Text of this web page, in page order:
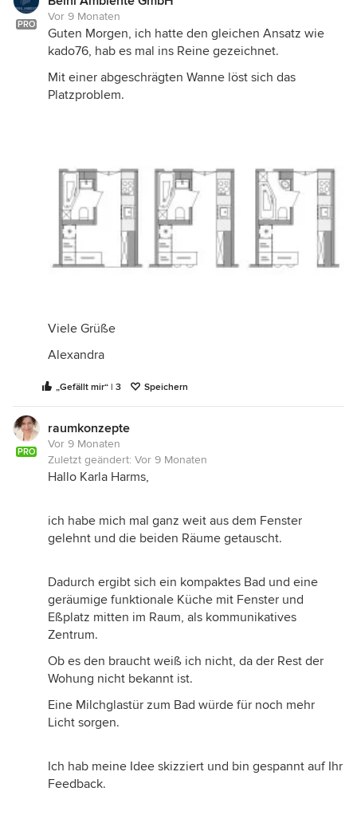
PRO
Vor 9 Monaten
Guten Morgen, ich hatte den gleichen Ansatz wie
kado76, hab es mal ins Reine gezeichnet.
Mit einer abgeschrägten Wanne löst sich das
Platzproblem.
Viele Grüße
Alexandra
„Gefällt mir“ | 3 Speichern
PRO
raumkonzepte
Vor 9 Monaten
Zuletzt geändert: Vor 9 Monaten
Hallo Karla Harms,
ich habe mich mal ganz weit aus dem Fenster
gelehnt und die beiden Räume getauscht.
Dadurch ergibt sich ein kompaktes Bad und eine
geräumige funktionale Küche mit Fenster und
Eßplatz mitten im Raum, als kommunikatives
Zentrum.
Ob es den braucht weiß ich nicht, da der Rest der
Wohung nicht bekannt ist.
Eine Milchglastür zum Bad würde für noch mehr
Licht sorgen.
Ich hab meine Idee skizziert und bin gespannt auf Ihr
Feedback.